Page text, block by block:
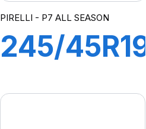
PIRELLI - P7 ALL SEASON
245/45R19